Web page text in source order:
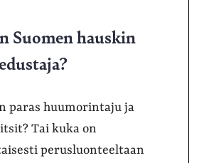
Suomen hauskin
paras huumorintaju ja
Tai kuka on
perusluonteeltaan